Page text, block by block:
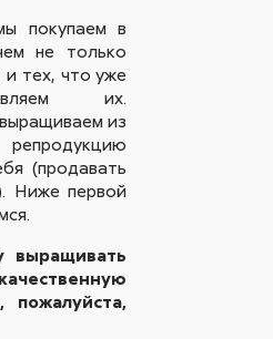
покупаем в
не только
и тех, что уже
их.
из
(продавать
Ниже первой
выращивать
пожалуйста,